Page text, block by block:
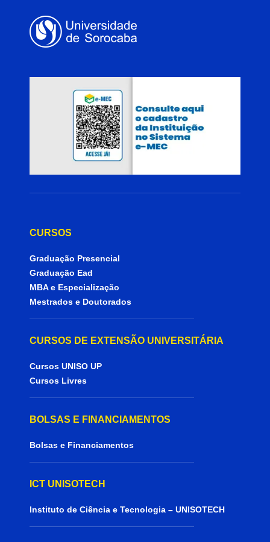
CURSOS
Graduação Presencial
Graduação Ead
MBA e Especialização
Mestrados e Doutorados
CURSOS DE EXTENSÃO UNIVERSITÁRIA
Cursos UNISO UP
Cursos Livres
BOLSAS E FINANCIAMENTOS
Bolsas e Financiamentos
ICT UNISOTECH
Instituto de Ciência e Tecnologia – UNISOTECH